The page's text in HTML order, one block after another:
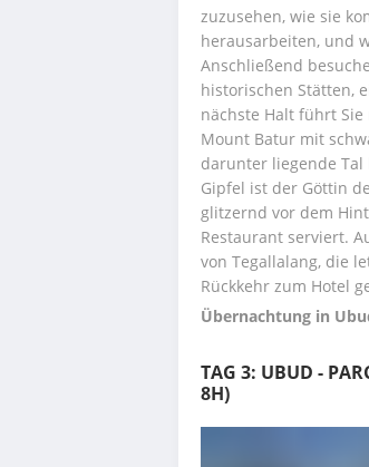
zuzusehen, wie sie
herausarbeiten, und
Anschließend
historischen Stätten,
nächste Halt führt
Mount Batur mit
darunter liegende
Gipfel ist der Göttin
glitzernd vor dem
Restaurant serviert.
von Tegallalang, die
Rückkehr zum Hotel
Übernachtung in
TAG 3: UBUD -
8H)